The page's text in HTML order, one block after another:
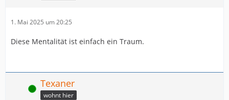
1. Mai 2025 um 20:25
Diese Mentalität ist einfach ein Traum.
Online Texaner
wohnt hier